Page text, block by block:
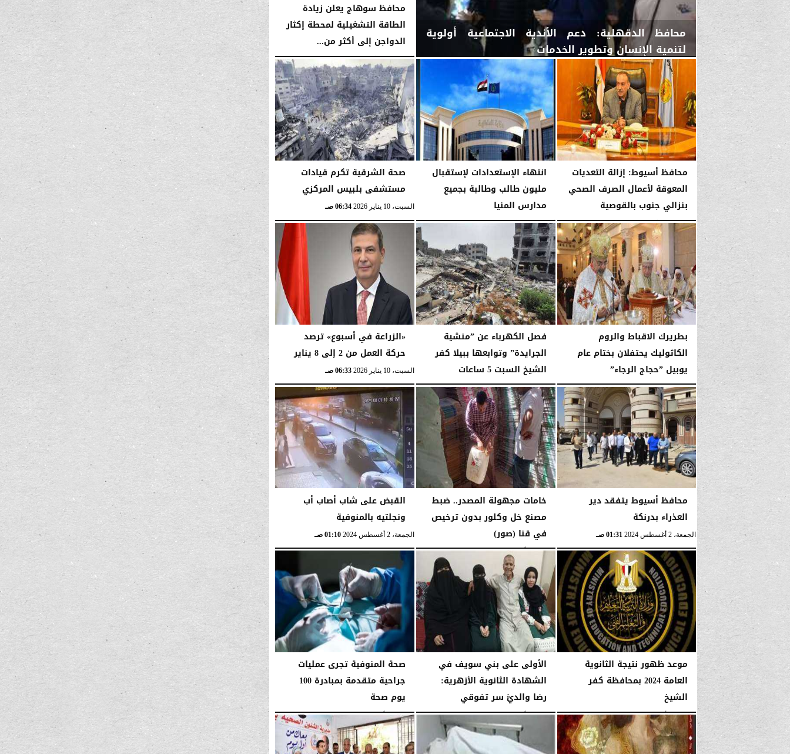
محافظ الدقهلية: دعم الأندية الاجتماعية أولوية
لتنمية الإنسان وتطوير الخدمات
الأحد، 11 يناير 2026 02:49 صـ
محافظ سوهاج يعلن زيادة
الطاقة التشغيلية لمحطة إكثار
الدواجن إلى أكثر من...
السبت، 10 يناير 2026 11:41 صـ
محافظ أسيوط: إزالة التعديات
المعوقة لأعمال الصرف الصحي
بنزالي جنوب بالقوصية
السبت، 10 يناير 2026 11:39 صـ
انتهاء الإستعدادات لإستقبال
مليون طالب وطالبة بجميع
مدارس المنيا
السبت، 10 يناير 2026 06:35 صـ
صحة الشرقية تكرم قيادات
مستشفى بلبيس المركزي
السبت، 10 يناير 2026 06:34 صـ
بطريرك الاقباط والروم
الكاثوليك يحتفلان بختام عام
يوبيل ”حجاج الرجاء”
السبت، 10 يناير 2026 06:34 صـ
فصل الكهرباء عن ”منشية
الجرايدة” وتوابعها ببيلا كفر
الشيخ السبت 5 ساعات
السبت، 10 يناير 2026 06:33 صـ
«الزراعة في أسبوع» ترصد
حركة العمل من 2 إلى 8 يناير
السبت، 10 يناير 2026 06:33 صـ
محافظ أسيوط يتفقد دير
العذراء بدرنكة
الجمعة، 2 أغسطس 2024 01:31 صـ
خامات مجهولة المصدر.. ضبط
مصنع خل وكلور بدون ترخيص
في قنا (صور)
الجمعة، 2 أغسطس 2024 01:14 صـ
القبض على شاب أصاب أب
ونجلتيه بالمنوفية
الجمعة، 2 أغسطس 2024 01:10 صـ
موعد ظهور نتيجة الثانوية
العامة 2024 بمحافظة كفر
الشيخ
الجمعة، 2 أغسطس 2024 01:08 صـ
الأولى على بني سويف في
الشهادة الثانوية الأزهرية:
رضا والديَّ سر تفوقي
الجمعة، 2 أغسطس 2024 01:03 صـ
صحة المنوفية تجرى عمليات
جراحية متقدمة بمبادرة 100
يوم صحة
الجمعة، 2 أغسطس 2024 12:52 صـ